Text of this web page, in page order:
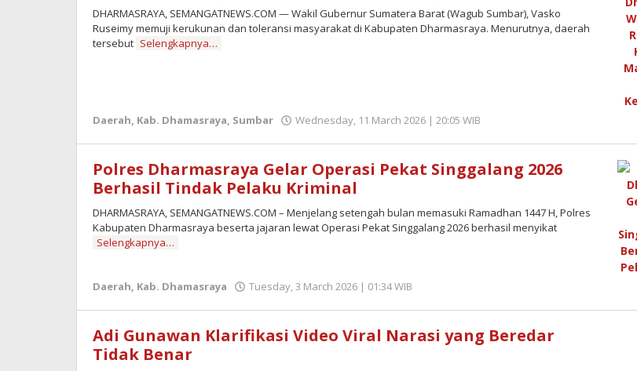
DHARMASRAYA, SEMANGATNEWS.COM — Wakil Gubernur Sumatera Barat (Wagub Sumbar), Vasko
Ruseimy memuji kerukunan dan toleransi masyarakat di Kabupaten Dharmasraya. Menurutnya, daerah
tersebut Selengkapnya…
Daerah, Kab. Dhamasraya, Sumbar Wednesday, 11 March 2026 | 20:05 WIB
Polres Dharmasraya Gelar Operasi Pekat Singgalang 2026
Berhasil Tindak Pelaku Kriminal
DHARMASRAYA, SEMANGATNEWS.COM – Menjelang setengah bulan memasuki Ramadhan 1447 H, Polres
Kabupaten Dharmasraya beserta jajaran lewat Operasi Pekat Singgalang 2026 berhasil menyikat
Selengkapnya…
Daerah, Kab. Dhamasraya Tuesday, 3 March 2026 | 01:34 WIB
Adi Gunawan Klarifikasi Video Viral Narasi yang Beredar
Tidak Benar